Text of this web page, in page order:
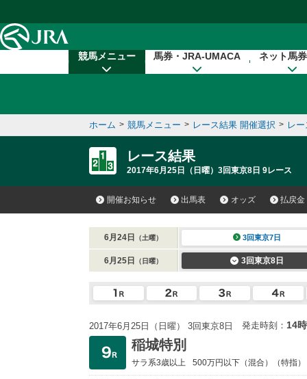
競馬メニュー 馬券・JRA-UMACA ネット馬
ホーム > 競馬メニュー > レース結果 開催選択 > レ
レース結果
2017年6月25日（日曜）3回東京8日 9レース
開催お知らせ 出馬表 オッズ 払戻金
6月24日 （土曜） 3回東京7日
6月25日 （日曜） 3回東京8日
2017年6月25日（日曜） 3回東京8日 発走時刻： 14
稲城特別
サラ系3歳以上 500万円以下 （混合）（特指）